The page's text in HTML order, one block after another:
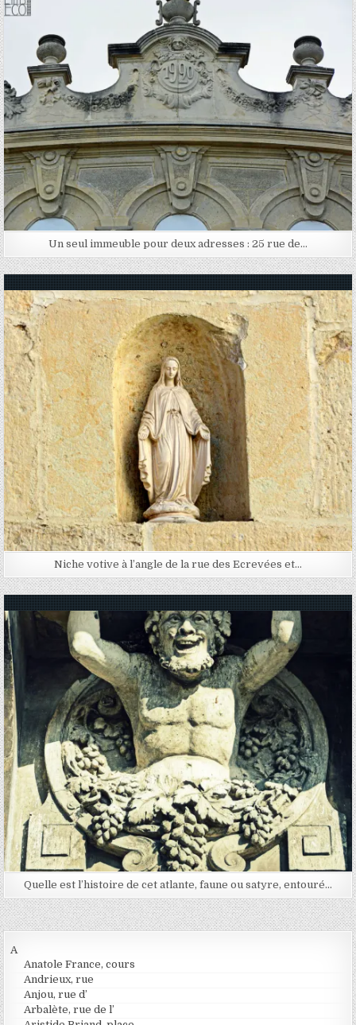
Un seul immeuble pour deux adresses : 25 rue de…
Posted in
Niche votive à l’angle de la rue des Ecrevées et…
Posted in
Quelle est l’histoire de cet atlante, faune ou satyre, entouré…
A
Anatole France, cours
Andrieux, rue
Anjou, rue d’
Arbalète, rue de l’